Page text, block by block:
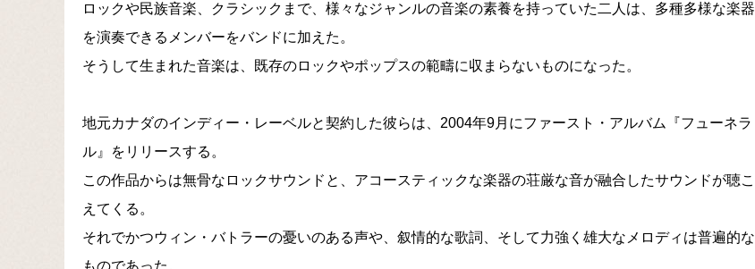
ロックや民族音楽、クラシックまで、様々なジャンルの音楽の素養を持っていた二人は、多種多様な楽器
を演奏できるメンバーをバンドに加えた。
そうして生まれた音楽は、既存のロックやポップスの範疇に収まらないものになった。
地元カナダのインディー・レーベルと契約した彼らは、2004年9月にファースト・アルバム『フューネラ
ル』をリリースする。
この作品からは無骨なロックサウンドと、アコースティックな楽器の荘厳な音が融合したサウンドが聴こ
えてくる。
それでかつウィン・バトラーの憂いのある声や、叙情的な歌詞、そして力強く雄大なメロディは普遍的な
ものであった。